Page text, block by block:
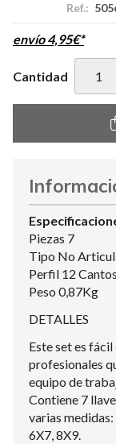
Ref.:
envío4,95€*
Cantidad
Piezas 7
Tipo No
Perfil 12
Peso 0,87Kg
DETALLES
Este set es
profesionales
equipo de
Contiene 7
varias
6X7, 8X9.